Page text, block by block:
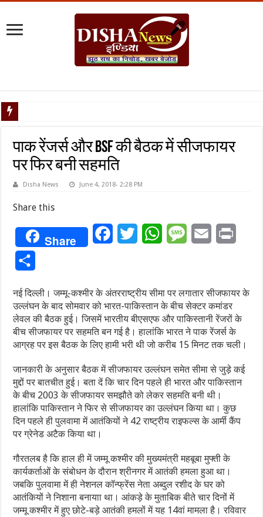
पाक रेंजर्स और BSF की बैठक में सीजफायर
पर फिर बनी सहमति
Disha News June 4, 2018- 2:28 PM
Share this
Share FacebookTwitterWhatsAppMessageEmail
नई दिल्ली। जम्मू-कश्मीर के अंतरराष्ट्रीय सीमा पर लगातार सीजफायर के
उल्लंघन के बाद सोमवार को भारत-पाकिस्तान के बीच सेक्टर कमांडर
लेवल की बैठक हुई। जिसमें भारतीय बीएसएफ और पाकिस्तानी रेंजरों के
बीच सीजफायर पर सहमति बन गई है। हालांकि भारत ने पाक रेंजर्स के
आग्रह पर इस बैठक के लिए हामी भरी थी जो करीब 15 मिनट तक चली।
जानकारी के अनुसार बैठक में सीजफायर उल्लंघन समेत सीमा से जुड़े कई
मुद्दों पर बातचीत हुई। बता दें कि चार दिन पहले ही भारत और पाकिस्तान
के बीच 2003 के सीजफायर समझौते को लेकर सहमति बनी थी।
हालांकि पाकिस्तान ने फिर से सीजफायर का उल्लंघन किया था। कुछ
दिन पहले ही पुलवामा में आतंकियों ने 42 राष्ट्रीय राइफल्स के आर्मी कैंप
पर ग्रेनेड अटैक किया था।
गौरतलब है कि हाल ही में जम्मू कश्मीर की मुख्यमंत्री महबूबा मुफ्ती के
कार्यकर्ताओं के संबोधन के दौरान श्रीनगर में आतंकी हमला हुआ था।
जबकि पुलवामा में ही नेशनल कॉन्फ्रेंस नेता अब्दुल रशीद के घर को
आतंकियों ने निशाना बनायाा था। आंकड़े के मुताबिक बीते चार दिनों में
जम्मू कश्मीर में हुए छोटे-बड़े आतंकी हमलों में यह 14वां मामला है। रविवार